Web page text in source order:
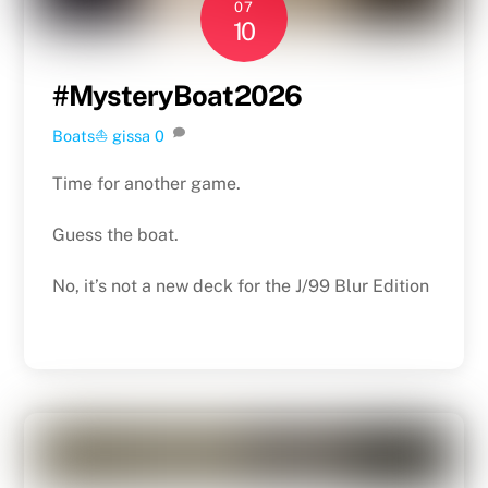
07
10
#MysteryBoat2026
Boats⛵️ gissa 0
Time for another game.
Guess the boat.
No, it’s not a new deck for the J/99 Blur Edition